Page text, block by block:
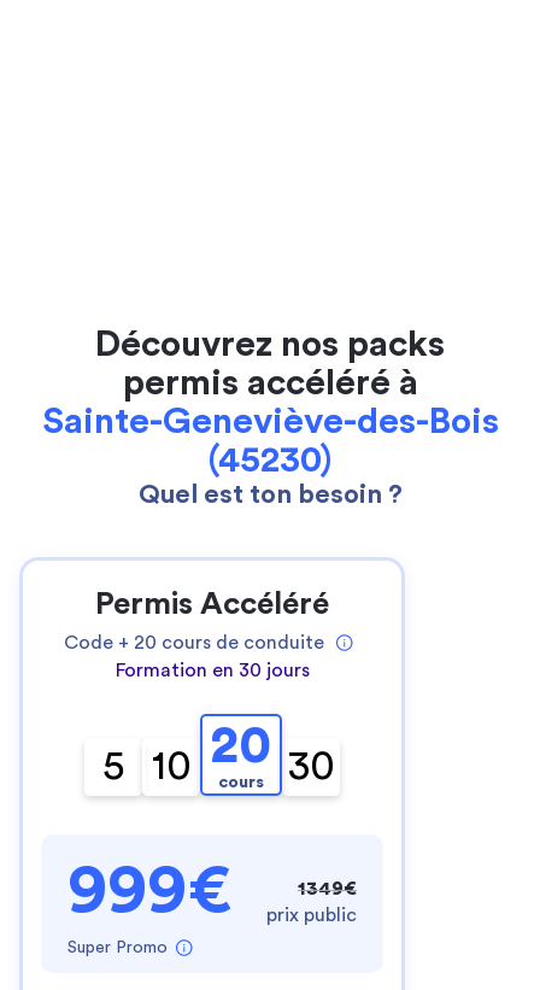
Découvrez nos packs
permis accéléré à
Sainte-Geneviève-des-Bois
(45230)
Quel est ton besoin ?
Permis Accéléré
Code + 20 cours de conduite
Formation en 30 jours
5 10 20
cours 30
999€
Super Promo
1349€
prix public